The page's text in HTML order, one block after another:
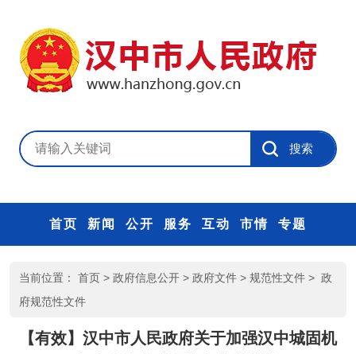
首页 新闻 公开 服务 互动 市情 专题
当前位置： 首页 > 政府信息公开 > 政府文件 > 规范性文件 > 政
府规范性文件
【有效】汉中市人民政府关于加强汉中城固机